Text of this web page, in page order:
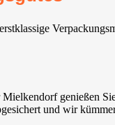
genießen
und wir